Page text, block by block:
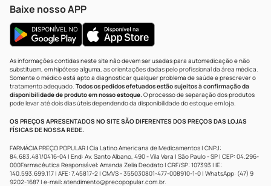
Baixe nosso APP
As informações contidas neste site não devem ser usadas para automedicação e não
substituem, em hipótese alguma, as orientações dadas pelo profissional da área médica.
Somente o médico está apto a diagnosticar qualquer problema de saúde e prescrever o
tratamento adequado. Todos os pedidos efetuados estão sujeitos à confirmação da
disponibilidade de produto em nosso estoque.O processo de separação dos produtos
pode levar até dois dias úteis dependendo da disponibilidade do estoque em loja.
OS PREÇOS APRESENTADOS NO SITE SÃO DIFERENTES DOS PREÇOS DAS LOJAS
FÍSICAS DE NOSSA REDE.
FARMÁCIA PREÇO POPULAR | Cia Latino Americana de Medicamentos | CNPJ:
84.683.481/0416-04 | End: Av. Santo Albano, 490 - Vila Vera | São Paulo - SP | CEP: 04.296-
000Farmacêutica Responsável: Amanda Zelia Deodato | CRF/SP: 107393 | IE:
140.593.699.117 | AFE: 7.45817-2 | CMVS - 355030801-477-008910-1-0 | WhatsApp: (47) 9
9202-1687 | e-mail: atendimento@precopopular.com.br.